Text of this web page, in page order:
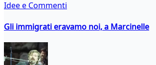
Idee e Commenti
Gli immigrati eravamo noi, a Marcinelle